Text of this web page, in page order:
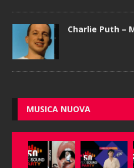
Charlie Puth –
MUSICA NUOVA